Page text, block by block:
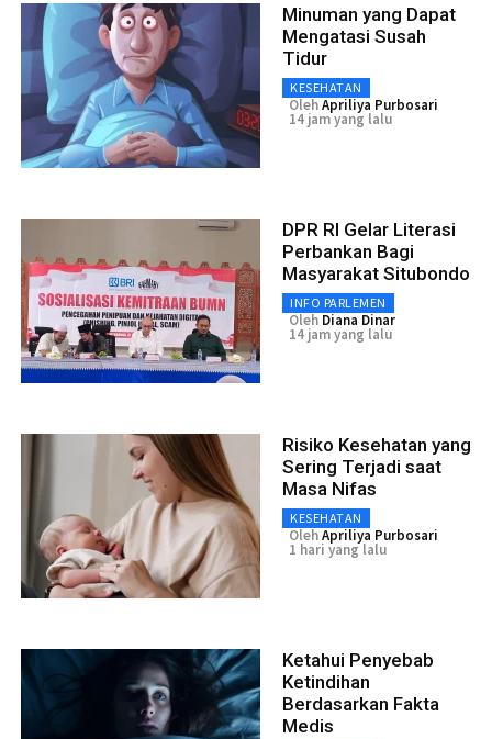
Minuman yang Dapat
Mengatasi Susah
Tidur
KESEHATAN
OlehApriliya Purbosari
14 jam yang lalu
DPR RI Gelar Literasi
Perbankan Bagi
Masyarakat Situbondo
INFO PARLEMEN
Oleh Diana Dinar
14 jam yang lalu
Risiko Kesehatan yang
Sering Terjadi saat
Masa Nifas
KESEHATAN
OlehApriliya Purbosari
1 hari yang lalu
Ketahui Penyebab
Ketindihan
Berdasarkan Fakta
Medis